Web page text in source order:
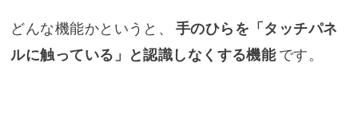
どんな機能かというと、
手のひらを「タッチパネ
ルに触っている」と認識しなくする機能 です。